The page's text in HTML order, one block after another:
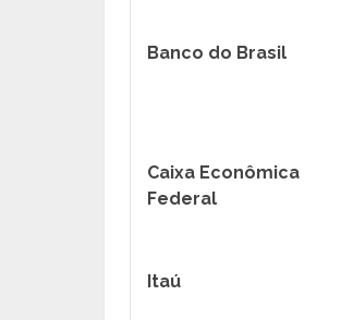
Banco do Brasil
Caixa Econômica
Federal
Itaú